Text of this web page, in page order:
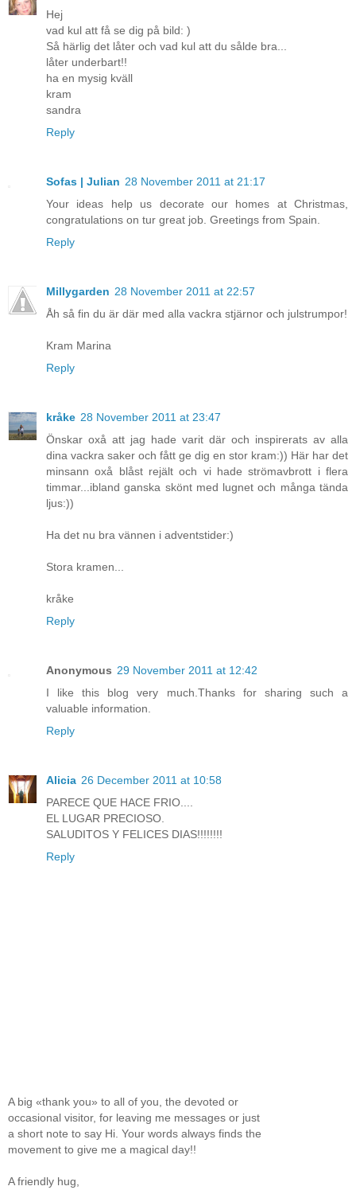
Hej
vad kul att få se dig på bild: )
Så härlig det låter och vad kul att du sålde bra...
låter underbart!!
ha en mysig kväll
kram
sandra
Reply
Sofas | Julian 28 November 2011 at 21:17
Your ideas help us decorate our homes at Christmas,
congratulations on tur great job. Greetings from Spain.
Reply
Millygarden 28 November 2011 at 22:57
Åh så fin du är där med alla vackra stjärnor och julstrumpor!
Kram Marina
Reply
kråke 28 November 2011 at 23:47
Önskar oxå att jag hade varit där och inspirerats av alla
dina vackra saker och fått ge dig en stor kram:)) Här har det
minsann oxå blåst rejält och vi hade strömavbrott i flera
timmar...ibland ganska skönt med lugnet och många tända
ljus:))
Ha det nu bra vännen i adventstider:)
Stora kramen...
kråke
Reply
Anonymous 29 November 2011 at 12:42
I like this blog very much.Thanks for sharing such a
valuable information.
Reply
Alicia 26 December 2011 at 10:58
PARECE QUE HACE FRIO....
EL LUGAR PRECIOSO.
SALUDITOS Y FELICES DIAS!!!!!!!!
Reply
A big «thank you» to all of you, the devoted or
occasional visitor, for leaving me messages or just
a short note to say Hi. Your words always finds the
movement to give me a magical day!!
A friendly hug,